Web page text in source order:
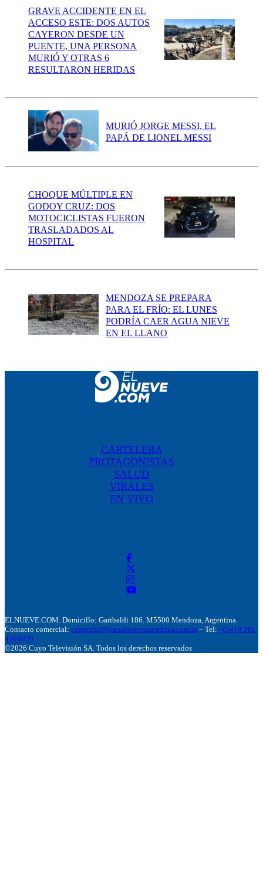
GRAVE ACCIDENTE EN EL
ACCESO ESTE: DOS AUTOS
CAYERON DESDE UN
PUENTE, UNA PERSONA
MURIÓ Y OTRAS 6
RESULTARON HERIDAS
MURIÓ JORGE MESSI, EL
PAPÁ DE LIONEL MESSI
CHOQUE MÚLTIPLE EN
GODOY CRUZ: DOS
MOTOCICLISTAS FUERON
TRASLADADOS AL
HOSPITAL
MENDOZA SE PREPARA
PARA EL FRÍO: EL LUNES
PODRÍA CAER AGUA NIEVE
EN EL LLANO
CARTELERA
PROTAGONISTAS
SALUD
VIRALES
EN VIVO
ELNUEVE.COM. Domicillo: Garibaldi 186. M5500 Mendoza, Argentina.
Contacto comercial: comercial@canalnuevemendoza.com.ar – Tel: +(54) 9 261
4204020
©2026 Cuyo Televisión SA. Todos los derechos reservados